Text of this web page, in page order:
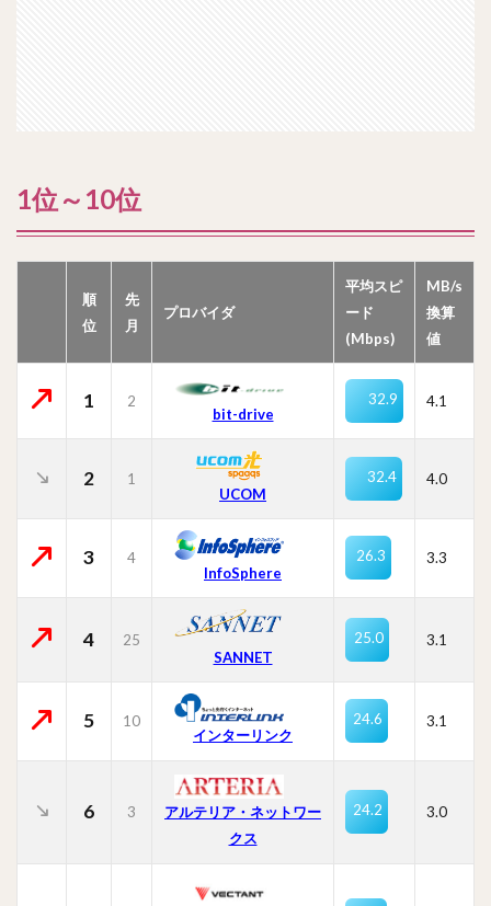
1位～10位
順
位
先
月
プロバイダ
平均スピ
ード
(Mbps)
MB/s
換算
値
1 2
bit-drive
32.9 4.1
2
1
UCOM
32.4 4.0
3
4
InfoSphere
26.3 3.3
4
25
SANNET
25.0 3.1
5
10
インターリンク
24.6 3.1
6 3
アルテリア・ネットワー
クス
24.2 3.0